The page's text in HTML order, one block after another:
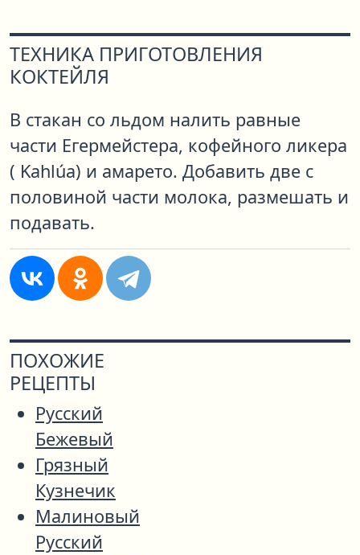
ТЕХНИКА ПРИГОТОВЛЕНИЯ
КОКТЕЙЛЯ
В стакан со льдом налить равные
части Егермейстера, кофейного ликера
( Kahlúa) и амарето. Добавить две с
половиной части молока, размешать и
подавать.
ПОХОЖИЕ
РЕЦЕПТЫ
Русский
Бежевый
Грязный
Кузнечик
Малиновый
Русский